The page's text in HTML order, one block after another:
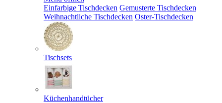
Einfarbige Tischdecken Gemusterte Tischdecken
Weihnachtliche Tischdecken Oster-Tischdecken
Tischsets
Küchenhandtücher